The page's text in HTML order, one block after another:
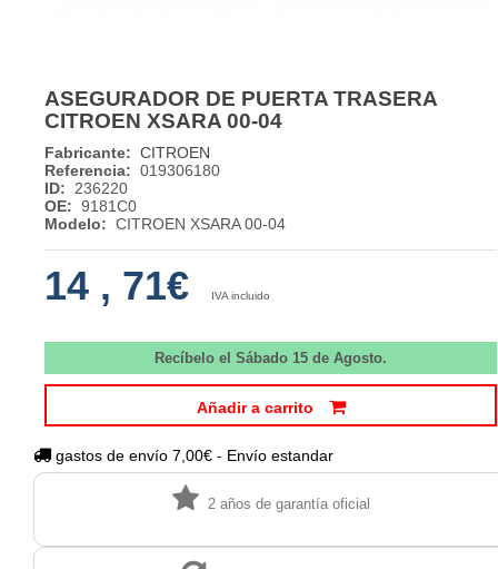
ASEGURADOR DE PUERTA TRASERA
CITROEN XSARA 00-04
Fabricante: CITROEN
Referencia: 019306180
ID:
236220
OE: 9181C0
Modelo: CITROEN XSARA 00-04
14 , 71€ IVA incluido
Recíbelo el Sábado 15 de Agosto.
Añadir a carrito
gastos de envío 7,00€ - Envío estandar
2 años de garantía oficial